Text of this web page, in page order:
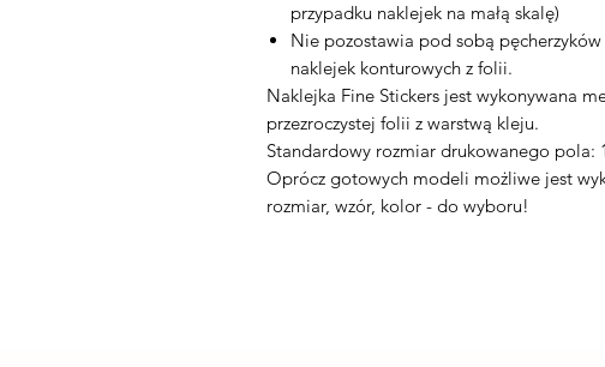
przypadku naklejek na małą skalę)
Nie pozostawia pod sobą
naklejek konturowych z folii.
Naklejka Fine Stickers jest wykonywana
przezroczystej folii z warstwą kleju.
Standardowy rozmiar drukowanego pola:
Oprócz gotowych modeli możliwe jest
rozmiar, wzór, kolor - do wyboru!